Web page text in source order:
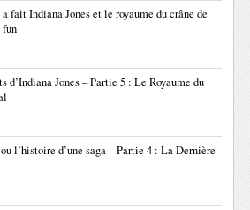
fait Indiana Jones et le royaume du crâne de
d’Indiana Jones – Partie 5 : Le Royaume du
l’histoire d’une saga – Partie 4 : La Dernière